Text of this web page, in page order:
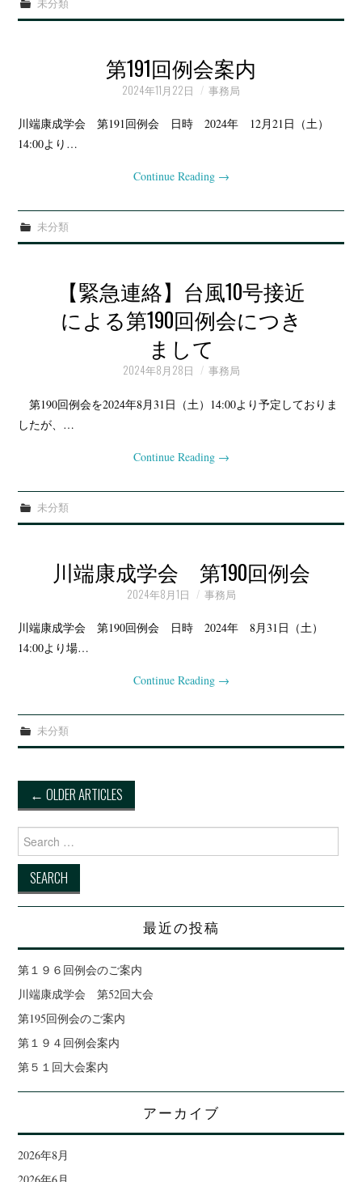
第191回例会案内
2024年11月22日 事務局
川端康成学会 第191回例会 日時 2024年 12月21日（土）
14:00より…
Continue Reading →
未分類
【緊急連絡】台風10号接近
による第190回例会につき
まして
2024年8月28日 事務局
第190回例会を2024年8月31日（土）14:00より予定しておりま
したが、…
Continue Reading →
未分類
川端康成学会 第190回例会
2024年8月1日 事務局
川端康成学会 第190回例会 日時 2024年 8月31日（土）
14:00より場…
Continue Reading →
未分類
Post navigation
← OLDER ARTICLES
Search for:
最近の投稿
第１９６回例会のご案内
川端康成学会 第52回大会
第195回例会のご案内
第１９４回例会案内
第５１回大会案内
アーカイブ
2026年8月